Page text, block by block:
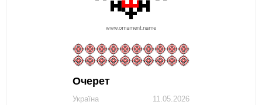
Очерет
11.05.2026
Україна